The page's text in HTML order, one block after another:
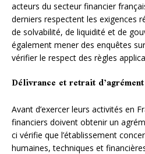
acteurs du secteur financier
derniers respectent les exigences
de solvabilité, de liquidité et de
également mener des enquêtes
vérifier le respect des règles
Délivrance et retrait d’agrément
Avant d’exercer leurs activités en
financiers doivent obtenir un
ci vérifie que l’établissement
humaines, techniques et